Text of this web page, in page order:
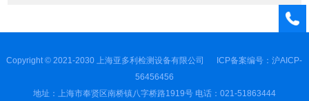
Copyright © 2021-2030 上海亚多利检测设备有限公司
ICP备案编号：沪AICP-
56456456
地址：上海市奉贤区南桥镇八字桥路1919号 电话：021-51863444